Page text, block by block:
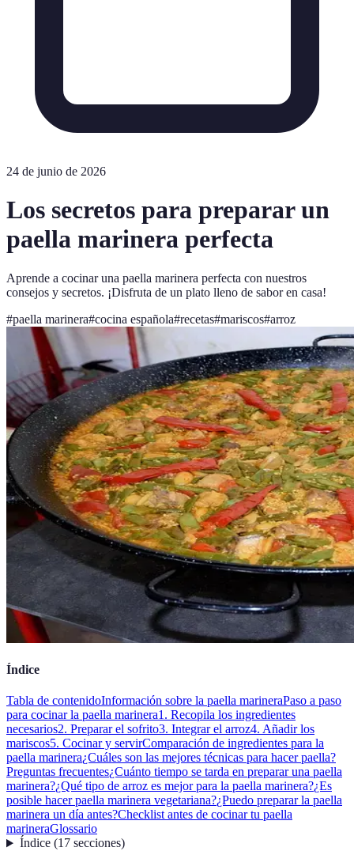
24 de junio de 2026
Los secretos para preparar un
paella marinera perfecta
Aprende a cocinar una paella marinera perfecta con nuestros
consejos y secretos. ¡Disfruta de un plato lleno de sabor en casa!
#paella marinera#cocina española#recetas#mariscos#arroz
Índice
Tabla de contenidoInformación sobre la paella marineraPaso a paso
para cocinar la paella marinera1. Recopila los ingredientes
necesarios2. Preparar el sofrito3. Integrar el arroz4. Añadir los
mariscos5. Cocinar y servirComparación de ingredientes para la
paella marinera¿Cuáles son las mejores técnicas para hacer paella?
Preguntas frecuentes¿Cuánto tiempo se tarda en preparar una paella
marinera?¿Qué tipo de arroz es mejor para la paella marinera?¿Es
posible hacer paella marinera vegetariana?¿Puedo preparar la paella
marinera un día antes?Checklist antes de cocinar tu paella
marineraGlossario
Índice(17 secciones)